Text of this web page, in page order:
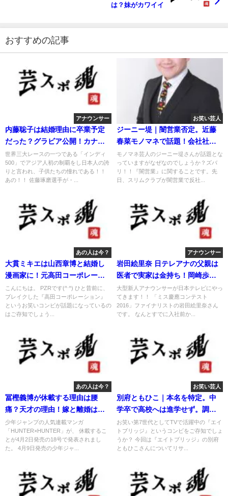
は？妹がカワイイ
おすすめの記事
アナウンサー
内藤聡子は結婚理由に卒業予定
だった？グラビア公開！カナダ
不倫？
世界三大レースの一つである「インディ
500」でアジア人初の制覇をし日本人の誇
りと言われ、子供たちの憧れである！！
あの！！ 佐藤琢磨選手が・...
お笑い芸人
ジーニー堤｜闇営業否定。近藤
春菜モノマネで話題！会社社長
の素顔。
モノマネ芸人のジーニー堤さんが話題とな
っていますがなぜなのでしょうか？ズバ
リ！！『闇営業』に関することです。先
日、スリムクラブが闇営業で反社...
あの人は今？
大貫ミキエは山西章博と結婚し
漫画家に！元高田コーポレーシ
ョン。
こんにちは。 PZRです(^ ^) ひと昔前に、
ブレイクした『高田コーポレーション』
というお笑いコンビが話題になっているの
はご存知でしょう...
アナウンサー
岩田絵里奈 日テレアナの父親は
医者で実家は金持ち！岡崎歩美
だった！
大型新人アナウンサーが日本テレビにやっ
てきます！！ 「ミス慶應コンテスト
2016」ファイナリストの岩田絵里奈さん
です。 なんとすでに入社前か...
あの人は今？
冨樫義博が休載する理由は腰
痛？天才の理由！嫁と離婚はガ
セネタ？
少年ジャンプの人気連載マンガ
「HUNTER×HUNTER」が、 休載するこ
とが4月2日発売の18号で発表されまし
た。 4月9日発売の少年ジャ...
お笑い芸人
別府ともひこ｜本名を特定。中
学卒で高校へは進学せず。調理
師免許所持
お笑い第7世代としてTVで活躍中の『エイ
トブリッジ』というコンビをご存知でしょ
うか？ 今回は『エイトブリッジ』の別府
ともひこさんについてリサ...